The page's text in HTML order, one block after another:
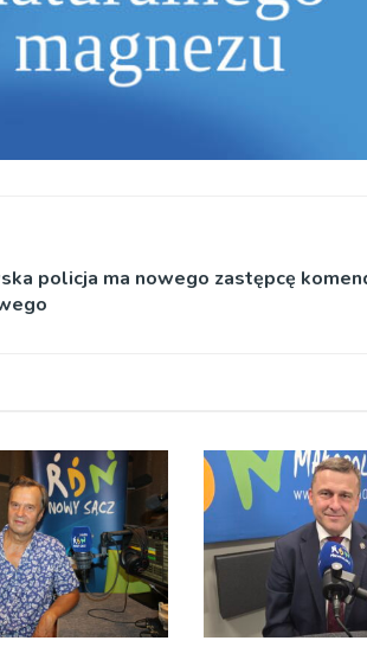
policja ma nowego zastępcę